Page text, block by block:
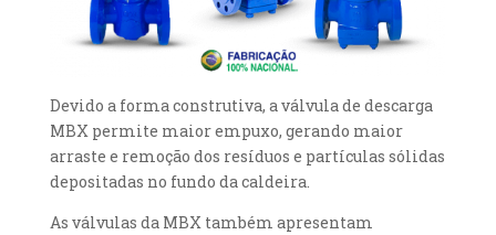
Devido a forma construtiva, a válvula de descarga
MBX permite maior empuxo, gerando maior
arraste e remoção dos resíduos e partículas sólidas
depositadas no fundo da caldeira.
As válvulas da MBX também apresentam